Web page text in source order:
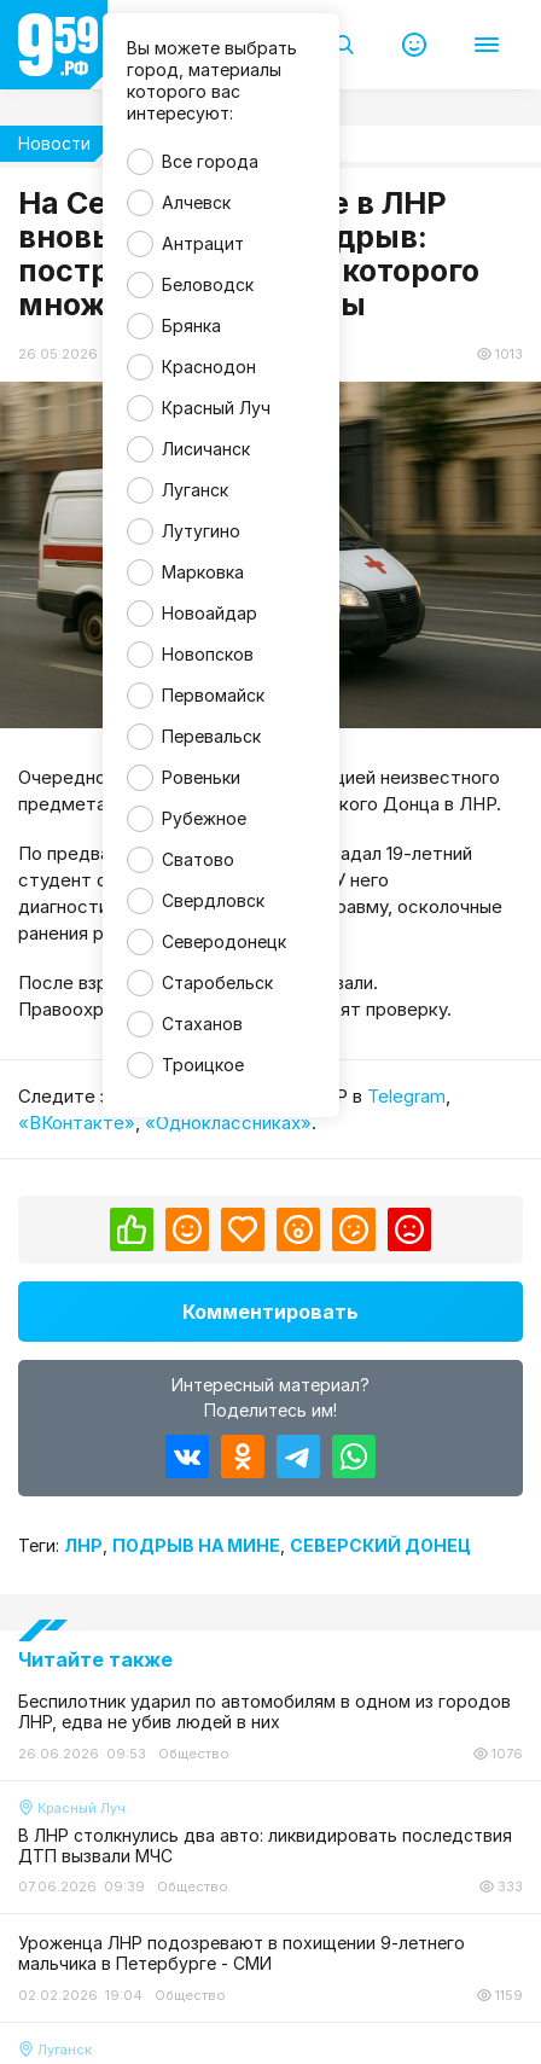
Вы можете выбрать
город, материалы
которого вас
интересуют:
Все города
Алчевск
Антрацит
Беловодск
Брянка
Краснодон
Красный Луч
Лисичанск
Луганск
Лутугино
Марковка
Новоайдар
Новопсков
Первомайск
Перевальск
Ровеньки
Рубежное
Сватово
Свердловск
Северодонецк
Старобельск
Стаханов
Троицкое
Новости
На Северском Донце в ЛНР
вновь произошел подрыв:
пострадал юноша, у которого
множественные раны
26.05.2026 21:06 1013
m
a
g
n
i
f
c
Очередное происшествие с детонацией неизвестного
предмета произошло вблизи Северского Донца в ЛНР.
По предварительным данным, пострадал 19-летний
студент одного из луганских вузов. У него
диагностировали минно-взрывную травму, осколочные
ранения рук и ссадины.
После взрыва юношу госпитализировали.
Правоохранительные органы проводят проверку.
Cледите за главными новостями ЛНР в Telegram
«ВКонтакте» «Одноклассниках».
Комментировать
Интересный материал?
Поделитесь им!
Теги: ЛНР ПОДРЫВ НА МИНЕ СЕВЕРСКИЙ ДОНЕЦ
Читайте также
Беспилотник ударил по автомобилям в одном из городов
ЛНР, едва не убив людей в них
26.06.2026 09:53 Общество 1076
Красный Луч
В ЛНР столкнулись два авто: ликвидировать последствия
ДТП вызвали МЧС
07.06.2026 09:39 Общество 333
Уроженца ЛНР подозревают в похищении 9-летнего
мальчика в Петербурге - СМИ
02.02.2026 19:04 Общество 1159
Луганск